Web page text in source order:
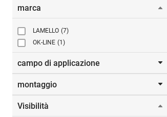
marca
LAMELLO (7)
OK-LINE (1)
campo di applicazione
connettore
mobili
montaggio
autotensionante
Visibilità